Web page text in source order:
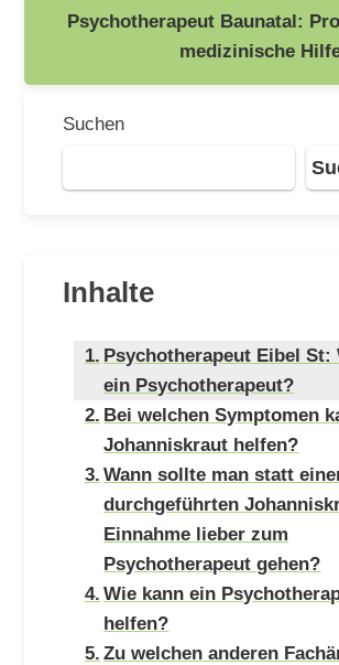
Psychotherapeut Baunatal:
medizinische
Suchen
Inhalte
Psychotherapeut Eibel St:
ein Psychotherapeut?
Bei welchen Symptomen
Johanniskraut helfen?
Wann sollte man statt
durchgeführten
Einnahme lieber zum
Psychotherapeut gehen?
Wie kann ein
helfen?
Zu welchen anderen